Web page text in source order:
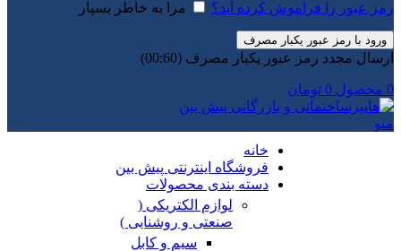
رمز عبور را فراموش کرده اید؟ مرا به خاطر بسپار
ورود با رمز عبور یکبار مصرف
ارسال مجدد رمز عبور یکبار مصرف (00:
60
)
0 محصول 0 تومان
منو
خانه
فروشگاه اینترنتی پیش بین
دسته بندی محصولات
لوازم الکتریکی (
صنعتی و روشنایی )
سیم و کابل